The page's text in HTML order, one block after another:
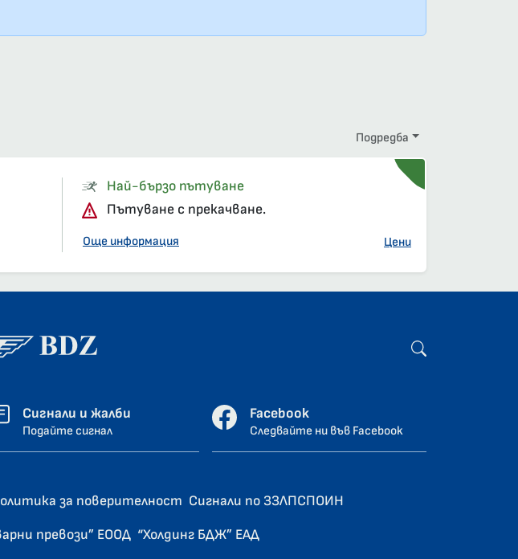
Подредба
класа, салонНай-бързо пътуване
Пътуване с прекачване.
Още информация Цени
Сигнали и жалби
Подайте сигнал
Facebook
Следвайте ни във Facebook
за поверителност Сигнали по ЗЗЛПСПОИН
превози” ЕООД “Холдинг БДЖ” ЕАД